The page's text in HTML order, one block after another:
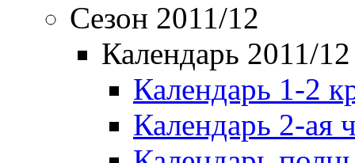
Сезон 2011/12
Календарь 2011/12
Календарь 1-2
Календарь 2-ая